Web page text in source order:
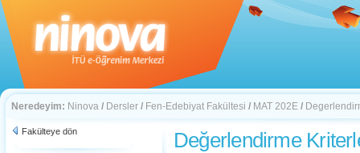
Neredeyim: Ninova / Dersler / Fen-Edebiyat Fakültesi / MAT 202E /
Fakülteye dön Değerlendirme